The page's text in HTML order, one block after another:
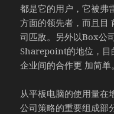
都是它的用户，它被弗
方面的领先者，而且目
司匹敌。另外以Box公
Sharepoint的地位，目
企业间的合作更 加简单。
从平板电脑的使用量在
公司策略的重要组成部